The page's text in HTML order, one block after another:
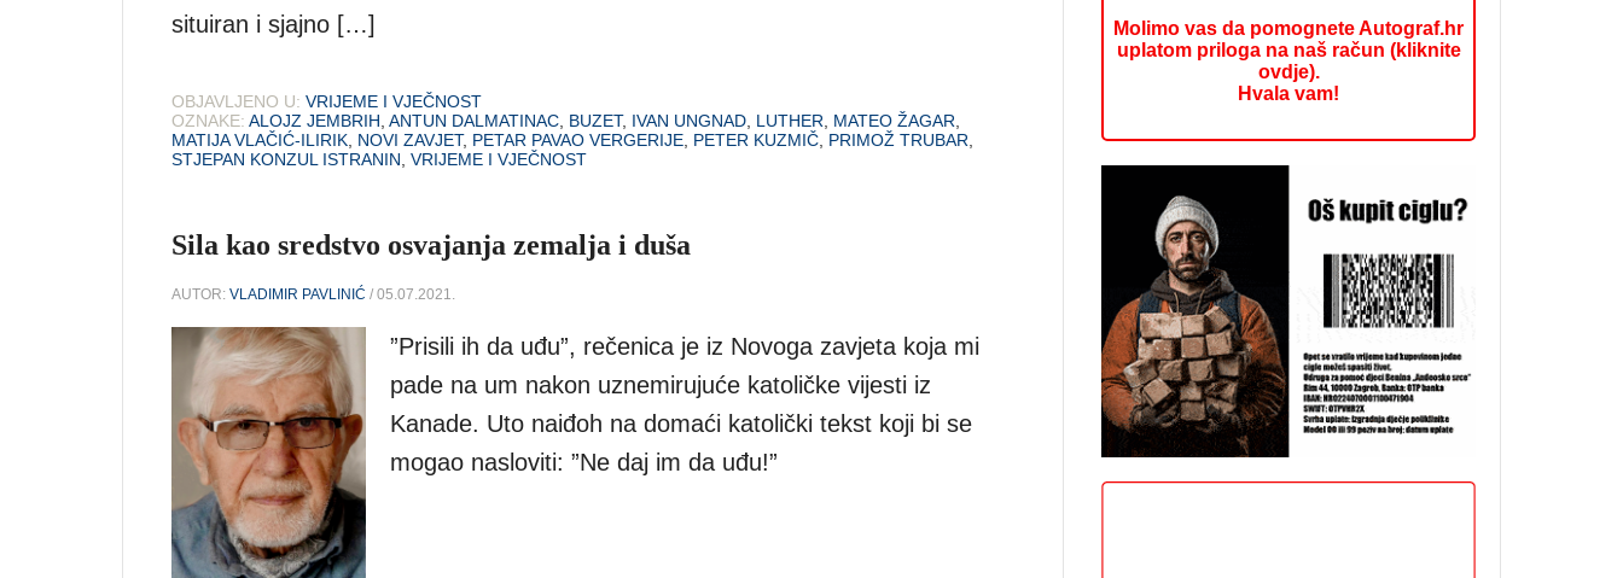
situiran i sjajno […]
OBJAVLJENO U: VRIJEME I VJEČNOST
OZNAKE: ALOJZ JEMBRIH ANTUN DALMATINAC BUZET, IVAN UNGNAD LUTHER MATEO ŽAGAR
MATIJA VLAČIĆ-ILIRIK NOVI ZAVJET, PETAR PAVAO VERGERIJE PETER KUZMIČ PRIMOŽ TRUBAR
STJEPAN KONZUL ISTRANIN VRIJEME I VJEČNOST
Sila kao sredstvo osvajanja zemalja i duša
AUTOR: VLADIMIR PAVLINIĆ / 05.07.2021.
”Prisili ih da uđu”, rečenica je iz Novoga zavjeta koja mi
pade na um nakon uznemirujuće katoličke vijesti iz
Kanade. Uto naiđoh na domaći katolički tekst koji bi se
mogao nasloviti: ”Ne daj im da uđu!”
Molimo vas da pomognete Autograf.hr
uplatom priloga na naš račun (kliknite
ovdje).
Hvala vam!